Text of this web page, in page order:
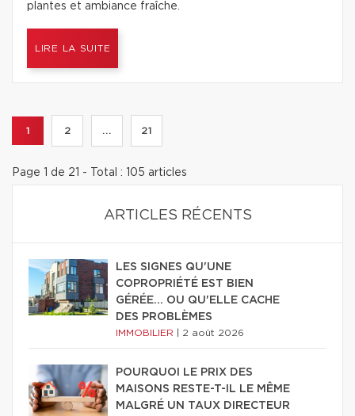
plantes et ambiance fraîche.
LIRE LA SUITE
1 2 ... 21
Page 1 de 21 - Total : 105 articles
ARTICLES RÉCENTS
LES SIGNES QU'UNE
COPROPRIÉTÉ EST BIEN
GÉRÉE… OU QU'ELLE CACHE
DES PROBLÈMES
IMMOBILIER 2 août 2026
POURQUOI LE PRIX DES
MAISONS RESTE-T-IL LE MÊME
MALGRÉ UN TAUX DIRECTEUR